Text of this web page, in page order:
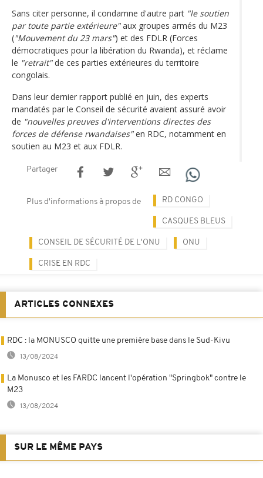
Sans citer personne, il condamne d'autre part "le soutien
par toute partie extérieure"aux groupes armés du M23
("Mouvement du 23 mars") et des FDLR (Forces
démocratiques pour la libération du Rwanda), et réclame
le "retrait"de ces parties extérieures du territoire
congolais.
Dans leur dernier rapport publié en juin, des experts
mandatés par le Conseil de sécurité avaient assuré avoir
de "nouvelles preuves d'interventions directes des
forces de défense rwandaises"en RDC, notamment en
soutien au M23 et aux FDLR.
Partager
Plus d'informations à propos de RD CONGO
CASQUES BLEUS
CONSEIL DE SÉCURITÉ DE L'ONU ONU
CRISE EN RDC
ARTICLES CONNEXES
RDC : la MONUSCO quitte une première base dans le Sud-Kivu
13/08/2024
La Monusco et les FARDC lancent l'opération "Springbok" contre le
M23
13/08/2024
SUR LE MÊME PAYS